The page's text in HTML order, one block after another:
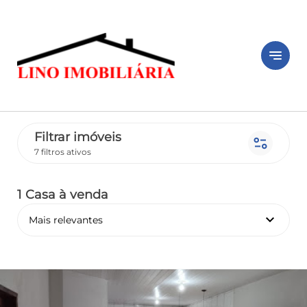
notes
Filtrar imóveis
7 filtros ativos page_info
1 Casa à venda
Mais relevantes keyboard_arrow_down